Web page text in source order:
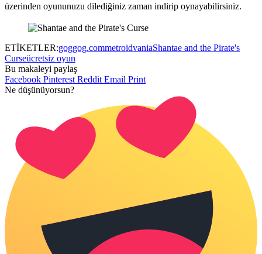
üzerinden oyununuzu dilediğiniz zaman indirip oynayabilirsiniz.
ETİKETLER:goggog.commetroidvaniaShantae and the Pirate's
Curseücretsiz oyun
Bu makaleyi paylaş
Facebook Pinterest Reddit Email Print
Ne düşünüyorsun?